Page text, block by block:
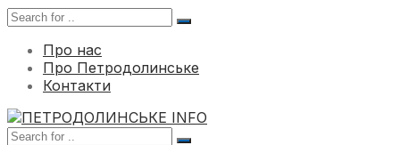
Про нас
Про Петродолинське
Контакти